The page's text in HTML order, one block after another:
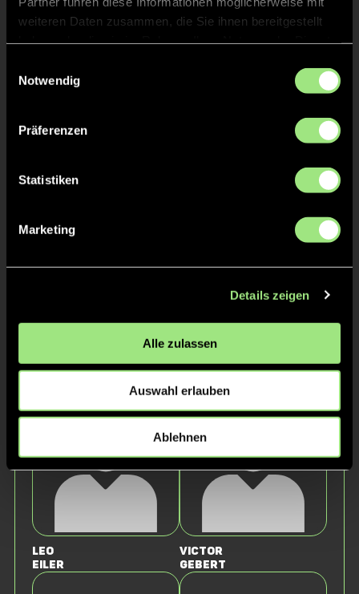
weiteren Daten zusammen, die Sie ihnen bereitgestellt
Notwendig
Präferenzen
Statistiken
Marketing
Details zeigen
Alle zulassen
Auswahl erlauben
Ablehnen
Ingo
Daniel
Michael
Leo
Eiler
Victor
Gebert